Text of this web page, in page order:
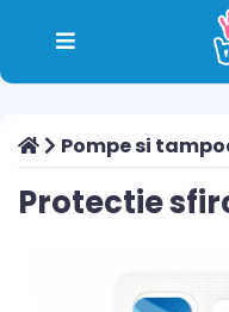
Pompe si
Protectie